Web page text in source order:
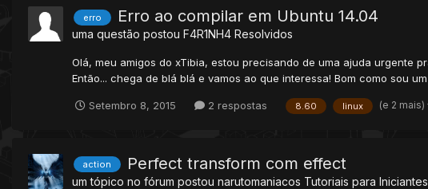
erro Erro ao compilar em Ubuntu 14.04
uma questão postou F4R1NH4 Resolvidos
Olá, meu amigos do xTibia, estou precisando de uma ajuda urgente
Então... chega de blá blá e vamos ao que interessa! Bom como sou
Setembro 8, 2015 2 respostas 8.60 linux (e 2 mais)
action Perfect transform com effect
um tópico no fórum postou narutomaniacos Tutoriais para Iniciantes